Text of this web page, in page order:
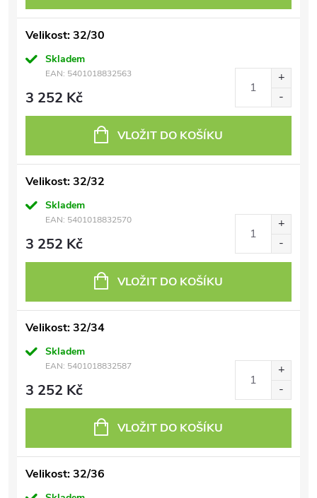
Velikost: 32/30
Skladem
EAN: 5401018832563
3 252 Kč
VLOŽIT DO KOŠÍKU
Velikost: 32/32
Skladem
EAN: 5401018832570
3 252 Kč
VLOŽIT DO KOŠÍKU
Velikost: 32/34
Skladem
EAN: 5401018832587
3 252 Kč
VLOŽIT DO KOŠÍKU
Velikost: 32/36